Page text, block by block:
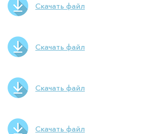
Скачать файл
Скачать файл
Скачать файл
Скачать файл